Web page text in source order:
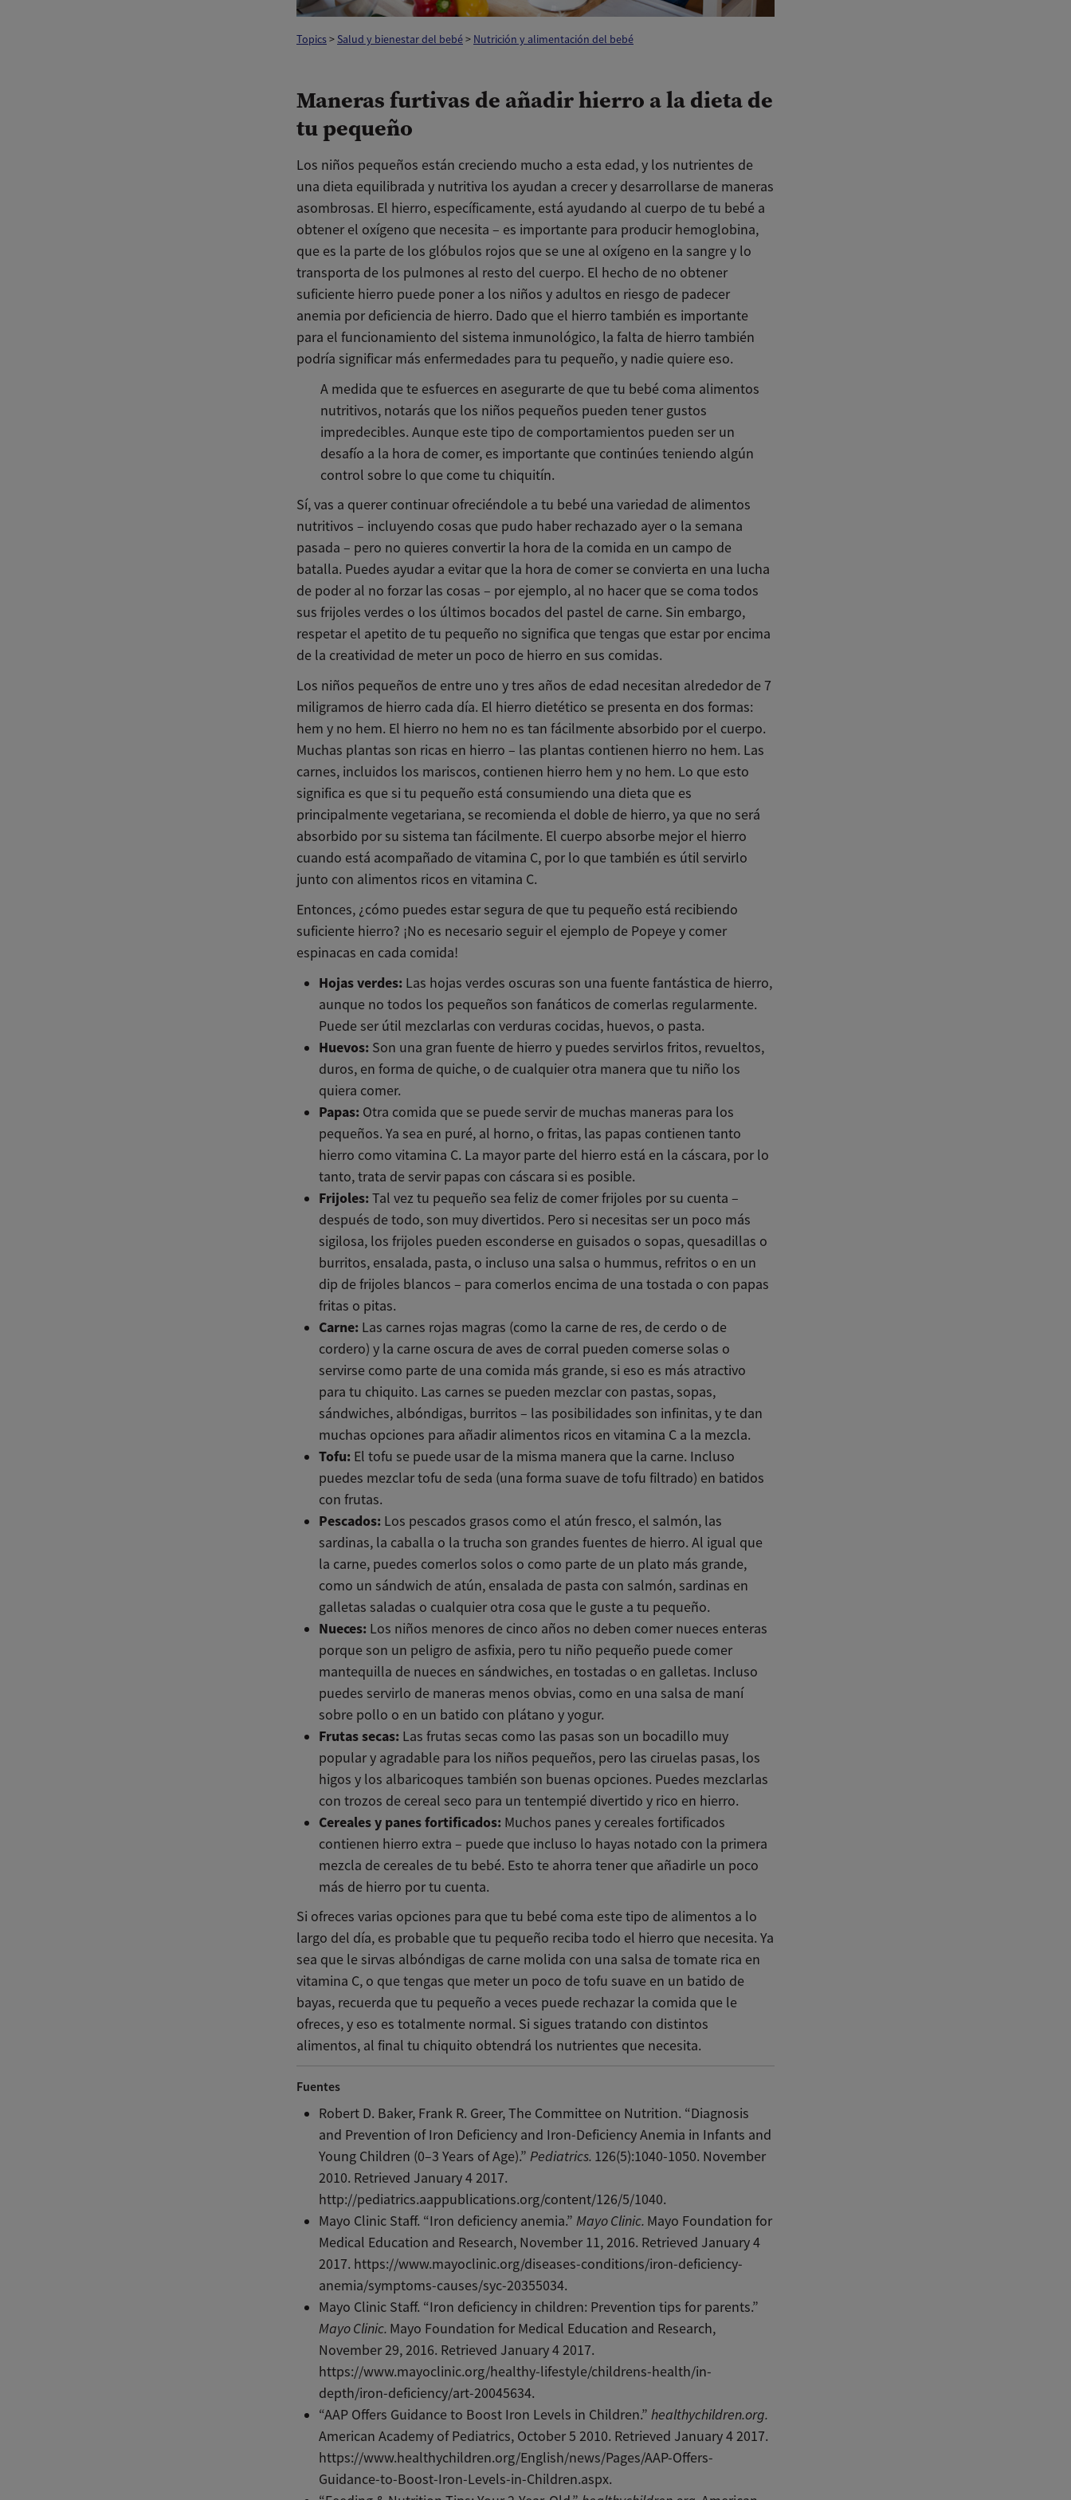
Topics> Salud y bienestar del bebé> Nutrición y alimentación del bebé
Maneras furtivas de añadir hierro a la dieta de
tu pequeño
Los niños pequeños están creciendo mucho a esta edad, y los nutrientes de
una dieta equilibrada y nutritiva los ayudan a crecer y desarrollarse de maneras
asombrosas. El hierro, específicamente, está ayudando al cuerpo de tu bebé a
obtener el oxígeno que necesita – es importante para producir hemoglobina,
que es la parte de los glóbulos rojos que se une al oxígeno en la sangre y lo
transporta de los pulmones al resto del cuerpo. El hecho de no obtener
suficiente hierro puede poner a los niños y adultos en riesgo de padecer
anemia por deficiencia de hierro. Dado que el hierro también es importante
para el funcionamiento del sistema inmunológico, la falta de hierro también
podría significar más enfermedades para tu pequeño, y nadie quiere eso.
A medida que te esfuerces en asegurarte de que tu bebé coma alimentos
nutritivos, notarás que los niños pequeños pueden tener gustos
impredecibles. Aunque este tipo de comportamientos pueden ser un
desafío a la hora de comer, es importante que continúes teniendo algún
control sobre lo que come tu chiquitín.
Sí, vas a querer continuar ofreciéndole a tu bebé una variedad de alimentos
nutritivos – incluyendo cosas que pudo haber rechazado ayer o la semana
pasada – pero no quieres convertir la hora de la comida en un campo de
batalla. Puedes ayudar a evitar que la hora de comer se convierta en una lucha
de poder al no forzar las cosas – por ejemplo, al no hacer que se coma todos
sus frijoles verdes o los últimos bocados del pastel de carne. Sin embargo,
respetar el apetito de tu pequeño no significa que tengas que estar por encima
de la creatividad de meter un poco de hierro en sus comidas.
Los niños pequeños de entre uno y tres años de edad necesitan alrededor de 7
miligramos de hierro cada día. El hierro dietético se presenta en dos formas:
hem y no hem. El hierro no hem no es tan fácilmente absorbido por el cuerpo.
Muchas plantas son ricas en hierro – las plantas contienen hierro no hem. Las
carnes, incluidos los mariscos, contienen hierro hem y no hem. Lo que esto
significa es que si tu pequeño está consumiendo una dieta que es
principalmente vegetariana, se recomienda el doble de hierro, ya que no será
absorbido por su sistema tan fácilmente. El cuerpo absorbe mejor el hierro
cuando está acompañado de vitamina C, por lo que también es útil servirlo
junto con alimentos ricos en vitamina C.
Entonces, ¿cómo puedes estar segura de que tu pequeño está recibiendo
suficiente hierro? ¡No es necesario seguir el ejemplo de Popeye y comer
espinacas en cada comida!
Hojas verdes: Las hojas verdes oscuras son una fuente fantástica de hierro,
aunque no todos los pequeños son fanáticos de comerlas regularmente.
Puede ser útil mezclarlas con verduras cocidas, huevos, o pasta.
Huevos: Son una gran fuente de hierro y puedes servirlos fritos, revueltos,
duros, en forma de quiche, o de cualquier otra manera que tu niño los
quiera comer.
Papas: Otra comida que se puede servir de muchas maneras para los
pequeños. Ya sea en puré, al horno, o fritas, las papas contienen tanto
hierro como vitamina C. La mayor parte del hierro está en la cáscara, por lo
tanto, trata de servir papas con cáscara si es posible.
Frijoles: Tal vez tu pequeño sea feliz de comer frijoles por su cuenta –
después de todo, son muy divertidos. Pero si necesitas ser un poco más
sigilosa, los frijoles pueden esconderse en guisados o sopas, quesadillas o
burritos, ensalada, pasta, o incluso una salsa o hummus, refritos o en un
dip de frijoles blancos – para comerlos encima de una tostada o con papas
fritas o pitas.
Carne: Las carnes rojas magras (como la carne de res, de cerdo o de
cordero) y la carne oscura de aves de corral pueden comerse solas o
servirse como parte de una comida más grande, si eso es más atractivo
para tu chiquito. Las carnes se pueden mezclar con pastas, sopas,
sándwiches, albóndigas, burritos – las posibilidades son infinitas, y te dan
muchas opciones para añadir alimentos ricos en vitamina C a la mezcla.
Tofu: El tofu se puede usar de la misma manera que la carne. Incluso
puedes mezclar tofu de seda (una forma suave de tofu filtrado) en batidos
con frutas.
Pescados: Los pescados grasos como el atún fresco, el salmón, las
sardinas, la caballa o la trucha son grandes fuentes de hierro. Al igual que
la carne, puedes comerlos solos o como parte de un plato más grande,
como un sándwich de atún, ensalada de pasta con salmón, sardinas en
galletas saladas o cualquier otra cosa que le guste a tu pequeño.
Nueces: Los niños menores de cinco años no deben comer nueces enteras
porque son un peligro de asfixia, pero tu niño pequeño puede comer
mantequilla de nueces en sándwiches, en tostadas o en galletas. Incluso
puedes servirlo de maneras menos obvias, como en una salsa de maní
sobre pollo o en un batido con plátano y yogur.
Frutas secas: Las frutas secas como las pasas son un bocadillo muy
popular y agradable para los niños pequeños, pero las ciruelas pasas, los
higos y los albaricoques también son buenas opciones. Puedes mezclarlas
con trozos de cereal seco para un tentempié divertido y rico en hierro.
Cereales y panes fortificados: Muchos panes y cereales fortificados
contienen hierro extra – puede que incluso lo hayas notado con la primera
mezcla de cereales de tu bebé. Esto te ahorra tener que añadirle un poco
más de hierro por tu cuenta.
Si ofreces varias opciones para que tu bebé coma este tipo de alimentos a lo
largo del día, es probable que tu pequeño reciba todo el hierro que necesita. Ya
sea que le sirvas albóndigas de carne molida con una salsa de tomate rica en
vitamina C, o que tengas que meter un poco de tofu suave en un batido de
bayas, recuerda que tu pequeño a veces puede rechazar la comida que le
ofreces, y eso es totalmente normal. Si sigues tratando con distintos
alimentos, al final tu chiquito obtendrá los nutrientes que necesita.
Fuentes
Robert D. Baker, Frank R. Greer, The Committee on Nutrition. “Diagnosis
and Prevention of Iron Deficiency and Iron-Deficiency Anemia in Infants and
Young Children (0–3 Years of Age).”Pediatrics. 126(5):1040-1050. November
2010. Retrieved January 4 2017.
http://pediatrics.aappublications.org/content/126/5/1040.
Mayo Clinic Staff. “Iron deficiency anemia.”Mayo Clinic. Mayo Foundation for
Medical Education and Research, November 11, 2016. Retrieved January 4
2017. https://www.mayoclinic.org/diseases-conditions/iron-deficiency-
anemia/symptoms-causes/syc-20355034.
Mayo Clinic Staff. “Iron deficiency in children: Prevention tips for parents.”
Mayo Clinic. Mayo Foundation for Medical Education and Research,
November 29, 2016. Retrieved January 4 2017.
https://www.mayoclinic.org/healthy-lifestyle/childrens-health/in-
depth/iron-deficiency/art-20045634.
“AAP Offers Guidance to Boost Iron Levels in Children.”healthychildren.org.
American Academy of Pediatrics, October 5 2010. Retrieved January 4 2017.
https://www.healthychildren.org/English/news/Pages/AAP-Offers-
Guidance-to-Boost-Iron-Levels-in-Children.aspx.